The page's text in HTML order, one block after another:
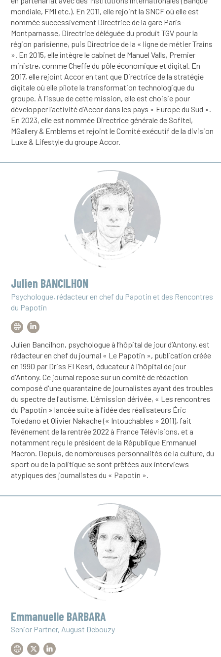
mondiale, FMI etc.). En 2011, elle rejoint la SNCF où elle est
nommée successivement Directrice de la gare Paris-
Montparnasse, Directrice déléguée du produit TGV pour la
région parisienne, puis Directrice de la « ligne de métier Trains
». En 2015, elle intègre le cabinet de Manuel Valls, Premier
ministre, comme Cheffe du pôle économique et digital. En
2017, elle rejoint Accor en tant que Directrice de la stratégie
digitale où elle pilote la transformation technologique du
groupe. À l’issue de cette mission, elle est choisie pour
développer l’activité d’Accor dans les pays « Europe du Sud ».
En 2023, elle est nommée Directrice générale de Sofitel,
MGallery & Emblems et rejoint le Comité exécutif de la division
Luxe & Lifestyle du groupe Accor.
Julien BANCILHON
Psychologue, rédacteur en chef du Papotin et des Rencontres
du Papotin
Julien Bancilhon, psychologue à l’hôpital de jour d’Antony, est
rédacteur en chef du journal « Le Papotin », publication créée
en 1990 par Driss El Kesri, éducateur à l'hôpital de jour
d'Antony. Ce journal repose sur un comité de rédaction
composé d'une quarantaine de journalistes ayant des troubles
du spectre de l'autisme. L'émission dérivée, « Les rencontres
du Papotin » lancée suite à l'idée des réalisateurs Éric
Toledano et Olivier Nakache (« Intouchables » 2011), fait
l’événement de la rentrée 2022 à France Télévisions, et a
notamment reçu le président de la République Emmanuel
Macron. Depuis, de nombreuses personnalités de la culture, du
sport ou de la politique se sont prêtées aux interviews
atypiques des journalistes du « Papotin ».
Emmanuelle BARBARA
Senior Partner, August Debouzy